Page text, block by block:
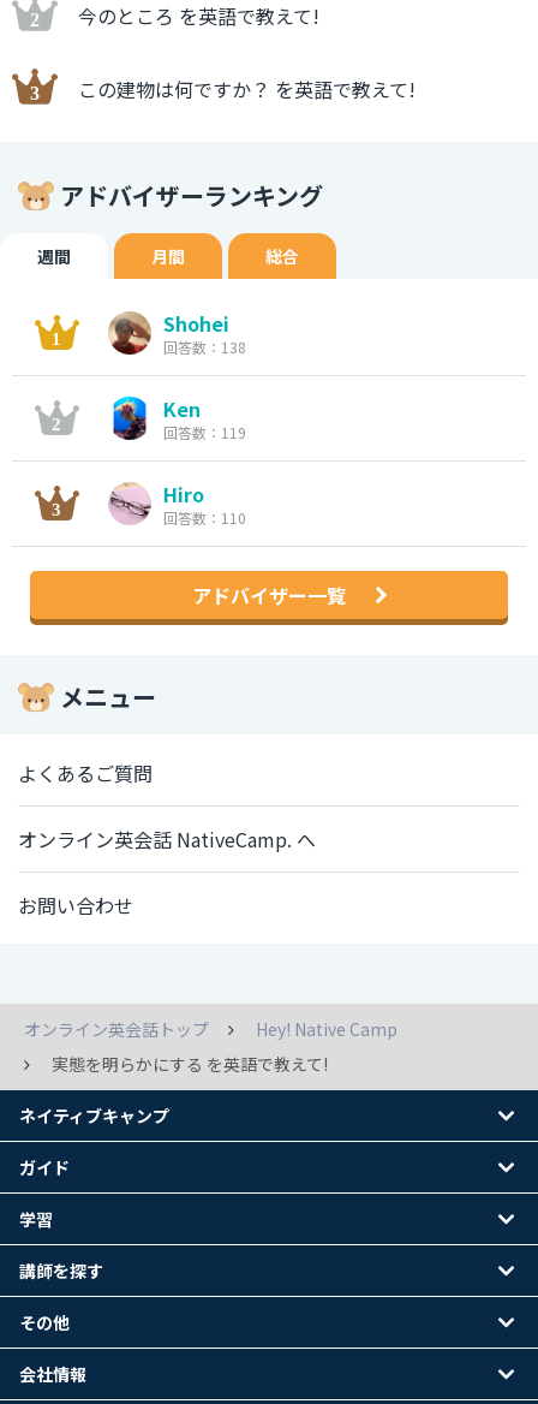
今のところ を英語で教えて!
この建物は何ですか？ を英語で教えて!
アドバイザーランキング
週間 月間 総合
Shohei
回答数：138
Ken
回答数：119
Hiro
回答数：110
アドバイザー一覧
メニュー
よくあるご質問
オンライン英会話 NativeCamp. へ
お問い合わせ
オンライン英会話トップ
Hey! Native Camp
実態を明らかにする を英語で教えて!
ネイティブキャンプ
ガイド
学習
講師を探す
その他
会社情報